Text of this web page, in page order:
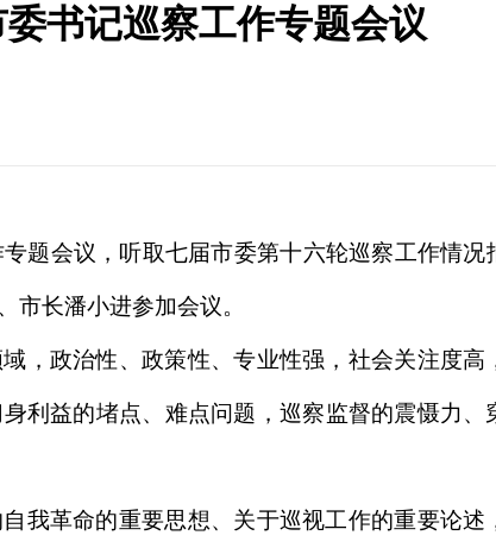
书记巡察工作专题会议
题会议，听取七届市委第十六轮巡察工作情况
市长潘小进参加会议。
，政治性、政策性、专业性强，社会关注度高
利益的堵点、难点问题，巡察监督的震慑力、
我革命的重要思想、关于巡视工作的重要论述